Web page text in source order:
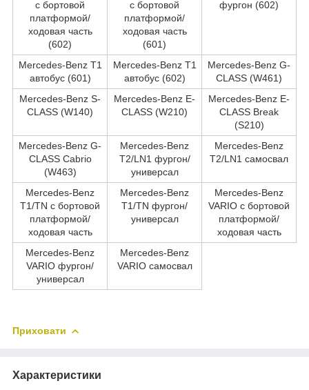
c бортовой
платформой/
ходовая часть
(602)
c бортовой
платформой/
ходовая часть
(601)
фургон (602)
Mercedes-Benz T1
автобус (601)
Mercedes-Benz T1
автобус (602)
Mercedes-Benz G-
CLASS (W461)
Mercedes-Benz S-
CLASS (W140)
Mercedes-Benz E-
CLASS (W210)
Mercedes-Benz E-
CLASS Break
(S210)
Mercedes-Benz G-
CLASS Cabrio
(W463)
Mercedes-Benz
T2/LN1 фургон/
универсал
Mercedes-Benz
T2/LN1 самосвал
Mercedes-Benz
T1/TN c бортовой
платформой/
ходовая часть
Mercedes-Benz
T1/TN фургон/
универсал
Mercedes-Benz
VARIO c бортовой
платформой/
ходовая часть
Mercedes-Benz
VARIO фургон/
универсал
Mercedes-Benz
VARIO самосвал
Приховати
Характеристики